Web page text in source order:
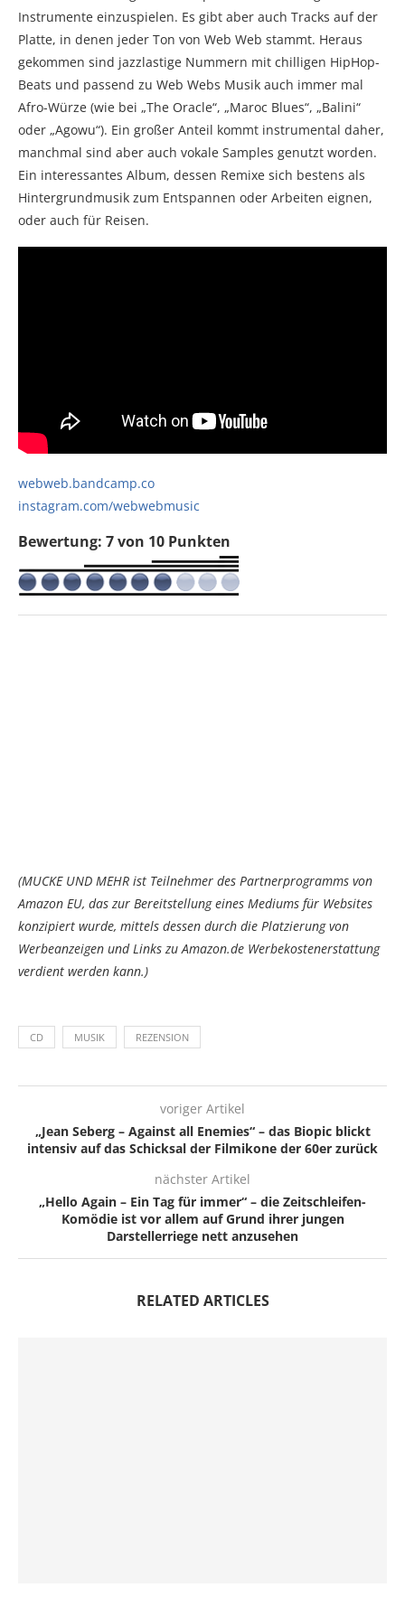
Instrumente einzuspielen. Es gibt aber auch Tracks auf der
Platte, in denen jeder Ton von Web Web stammt. Heraus
gekommen sind jazzlastige Nummern mit chilligen HipHop-
Beats und passend zu Web Webs Musik auch immer mal
Afro-Würze (wie bei „The Oracle“, „Maroc Blues“, „Balini“
oder „Agowu“). Ein großer Anteil kommt instrumental daher,
manchmal sind aber auch vokale Samples genutzt worden.
Ein interessantes Album, dessen Remixe sich bestens als
Hintergrundmusik zum Entspannen oder Arbeiten eignen,
oder auch für Reisen.
webweb.bandcamp.co
instagram.com/webwebmusic
Bewertung: 7 von 10 Punkten
(MUCKE UND MEHR ist Teilnehmer des Partnerprogramms von
Amazon EU, das zur Bereitstellung eines Mediums für Websites
konzipiert wurde, mittels dessen durch die Platzierung von
Werbeanzeigen und Links zu Amazon.de Werbekostenerstattung
verdient werden kann.)
CD MUSIK REZENSION
voriger Artikel
„Jean Seberg – Against all Enemies“ – das Biopic blickt
intensiv auf das Schicksal der Filmikone der 60er zurück
nächster Artikel
„Hello Again – Ein Tag für immer“ – die Zeitschleifen-
Komödie ist vor allem auf Grund ihrer jungen
Darstellerriege nett anzusehen
RELATED ARTICLES